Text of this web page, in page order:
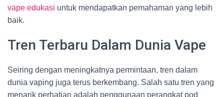
vape edukasi untuk mendapatkan pemahaman yang lebih
baik.
Tren Terbaru Dalam Dunia Vape
Seiring dengan meningkatnya permintaan, tren dalam
dunia vaping juga terus berkembang. Salah satu tren yang
menarik perhatian adalah penggunaan perangkat pod